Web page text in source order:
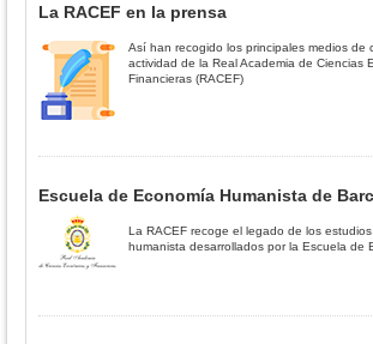
La RACEF en la prensa
Así han recogido los principales medios de
actividad de la Real Academia de Ciencias
Financieras (RACEF)
Escuela de Economía Humanista de
La RACEF recoge el legado de los
humanista desarrollados por la Escuela de